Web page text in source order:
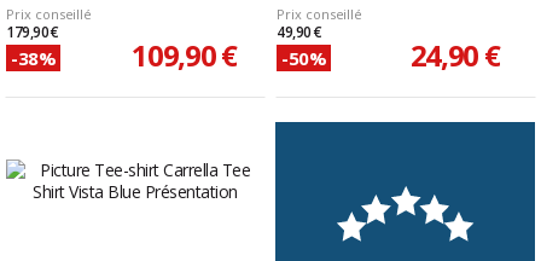
Prix conseillé
179,90 €
-38% 109,90 €
Prix conseillé
49,90 €
-50% 24,90 €